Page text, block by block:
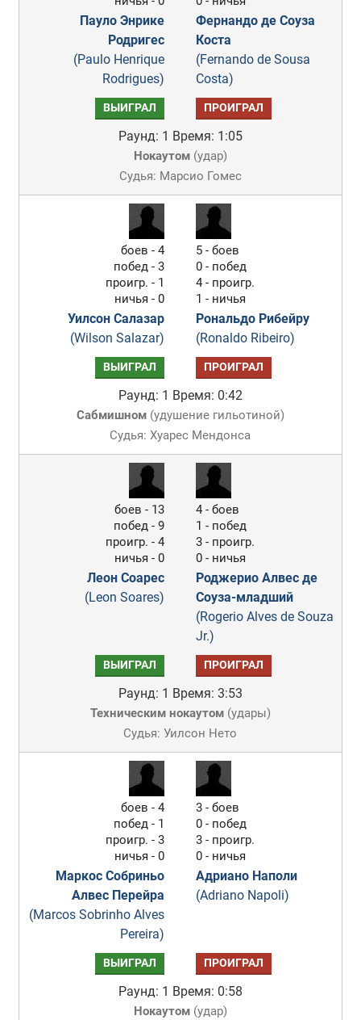
Пауло Энрике
Родригес
(Paulo Henrique
Rodrigues)
Фернандо де Соуза
Коста
(Fernando de Sousa
Costa)
ВЫИГРАЛ ПРОИГРАЛ
Раунд: 1 Время: 1:05
Нокаутом(удар)
Судья: Марсио Гомес
боев - 4
побед - 3
проигр. - 1
ничья - 0
Уилсон Салазар
(Wilson Salazar)
5 - боев
0 - побед
4 - проигр.
1 - ничья
Рональдо Рибейру
(Ronaldo Ribeiro)
ВЫИГРАЛ ПРОИГРАЛ
Раунд: 1 Время: 0:42
Сабмишном(удушение гильотиной)
Судья: Хуарес Мендонса
боев - 13
побед - 9
проигр. - 4
ничья - 0
Леон Соарес
(Leon Soares)
4 - боев
1 - побед
3 - проигр.
0 - ничья
Роджерио Алвес де
Соуза-младший
(Rogerio Alves de Souza
Jr.)
ВЫИГРАЛ ПРОИГРАЛ
Раунд: 1 Время: 3:53
Техническим нокаутом(удары)
Судья: Уилсон Нето
боев - 4
побед - 1
проигр. - 3
ничья - 0
Маркос Собриньо
Алвес Перейра
(Marcos Sobrinho Alves
Pereira)
3 - боев
0 - побед
3 - проигр.
0 - ничья
Адриано Наполи
(Adriano Napoli)
ВЫИГРАЛ ПРОИГРАЛ
Раунд: 1 Время: 0:58
Нокаутом(удар)